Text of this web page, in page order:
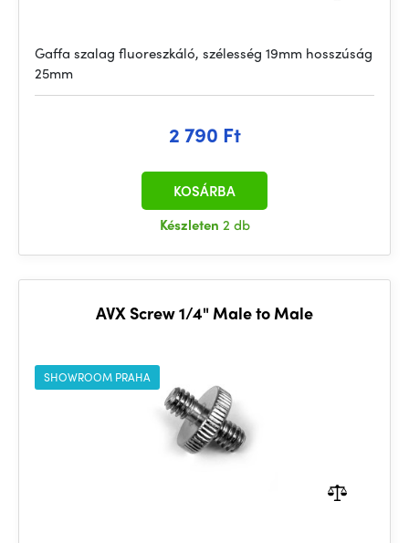
Gaffa szalag fluoreszkáló, szélesség 19mm hosszúság
25mm
2 790 Ft
Készleten 2 db
KOSÁRBA
AVX Screw 1/4" Male to Male
SHOWROOM PRAHA